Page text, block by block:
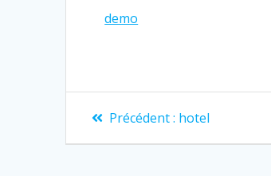
demo
Précédent : hotel